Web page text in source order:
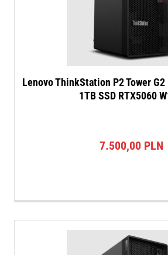
Lenovo ThinkStation P2 Tower
1TB SSD RTX5060
7.500,00 PLN